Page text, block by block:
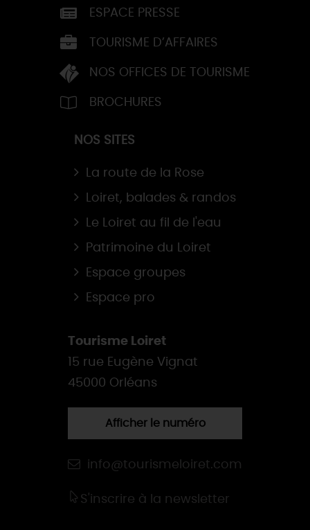
ESPACE PRESSE
TOURISME D’AFFAIRES
NOS OFFICES DE TOURISME
BROCHURES
NOS SITES
La route de la Rose
Loiret, balades & randos
Le Loiret au fil de l'eau
Patrimoine du Loiret
Espace groupes
Espace pro
Tourisme Loiret
15 rue Eugène Vignat
45000 Orléans
Afficher le numéro
info@tourismeloiret.com
S'inscrire à la newsletter